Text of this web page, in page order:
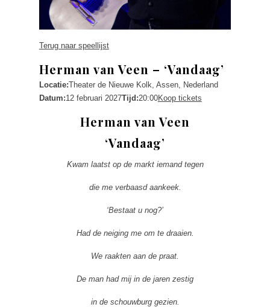
Terug naar speellijst
Herman van Veen – ‘Vandaag’
Locatie:Theater de Nieuwe Kolk, Assen, Nederland
Datum:12 februari 2027Tijd:20:00Koop tickets
Herman van Veen
‘Vandaag’
Kwam laatst op de markt iemand tegen
die me verbaasd aankeek.
‘Bestaat u nog?’
Had de neiging me om te draaien.
We raakten aan de praat.
De man had mij in de jaren zestig
in de schouwburg gezien.